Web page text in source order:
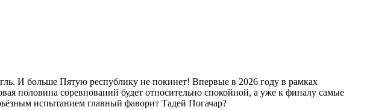
И больше Пятую республику не покинет! Впервые в 2026 году в рамках
половина соревнований будет относительно спокойной, а уже к финалу самые
испытанием главный фаворит Тадей Погачар?